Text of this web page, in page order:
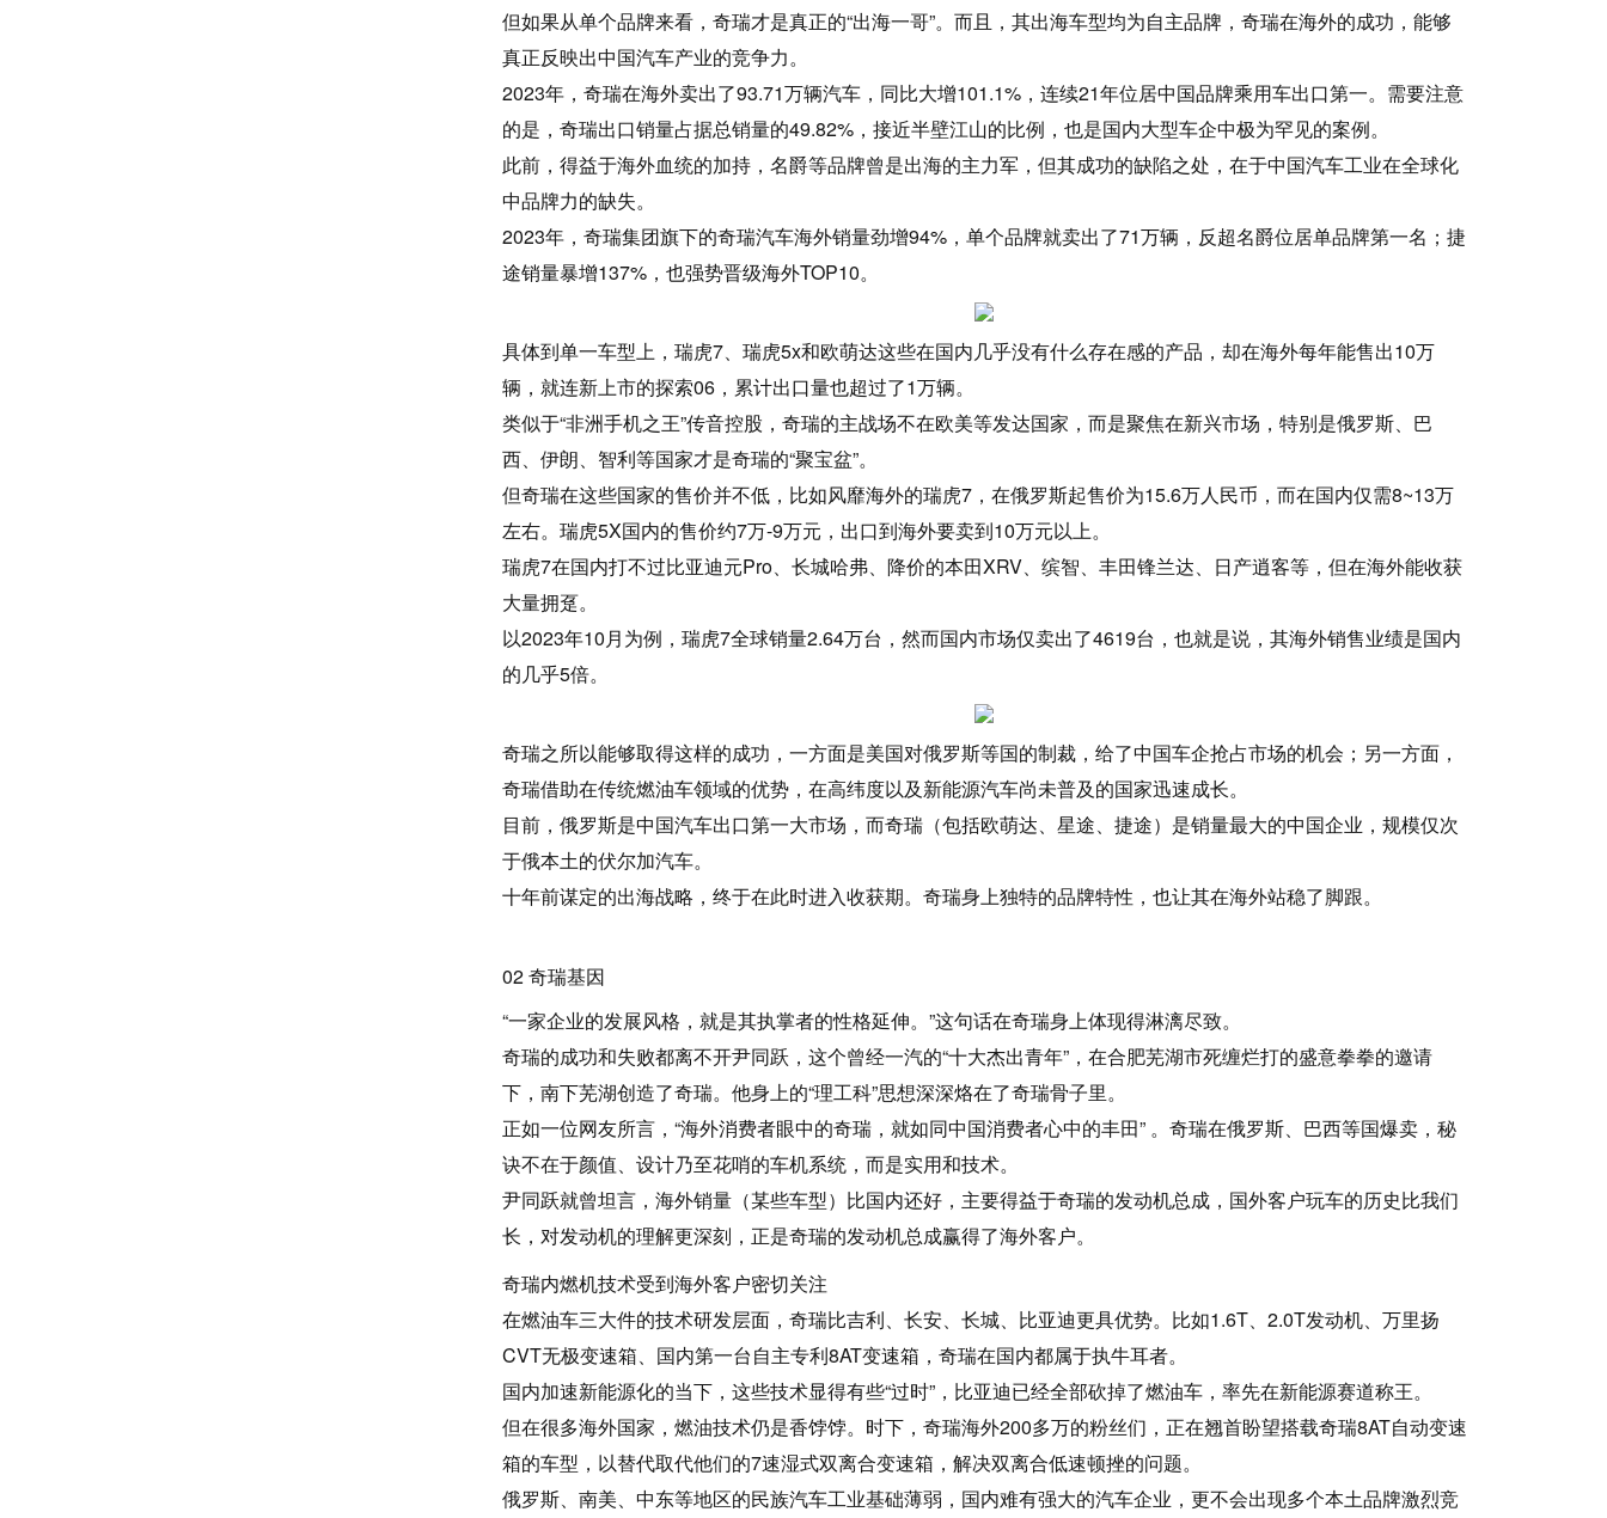
但如果从单个品牌来看，奇瑞才是真正的“出海一哥”。而且，其出海车型均为自主品牌，奇瑞在海外的成功，能够
真正反映出中国汽车产业的竞争力。
2023年，奇瑞在海外卖出了93.71万辆汽车，同比大增101.1%，连续21年位居中国品牌乘用车出口第一。需要注意
的是，奇瑞出口销量占据总销量的49.82%，接近半壁江山的比例，也是国内大型车企中极为罕见的案例。
此前，得益于海外血统的加持，名爵等品牌曾是出海的主力军，但其成功的缺陷之处，在于中国汽车工业在全球化
中品牌力的缺失。
2023年，奇瑞集团旗下的奇瑞汽车海外销量劲增94%，单个品牌就卖出了71万辆，反超名爵位居单品牌第一名；捷
途销量暴增137%，也强势晋级海外TOP10。
具体到单一车型上，瑞虎7、瑞虎5x和欧萌达这些在国内几乎没有什么存在感的产品，却在海外每年能售出10万
辆，就连新上市的探索06，累计出口量也超过了1万辆。
类似于“非洲手机之王”传音控股，奇瑞的主战场不在欧美等发达国家，而是聚焦在新兴市场，特别是俄罗斯、巴
西、伊朗、智利等国家才是奇瑞的“聚宝盆”。
但奇瑞在这些国家的售价并不低，比如风靡海外的瑞虎7，在俄罗斯起售价为15.6万人民币，而在国内仅需8~13万
左右。瑞虎5X国内的售价约7万-9万元，出口到海外要卖到10万元以上。
瑞虎7在国内打不过比亚迪元Pro、长城哈弗、降价的本田XRV、缤智、丰田锋兰达、日产逍客等，但在海外能收获
大量拥趸。
以2023年10月为例，瑞虎7全球销量2.64万台，然而国内市场仅卖出了4619台，也就是说，其海外销售业绩是国内
的几乎5倍。
奇瑞之所以能够取得这样的成功，一方面是美国对俄罗斯等国的制裁，给了中国车企抢占市场的机会；另一方面，
奇瑞借助在传统燃油车领域的优势，在高纬度以及新能源汽车尚未普及的国家迅速成长。
目前，俄罗斯是中国汽车出口第一大市场，而奇瑞（包括欧萌达、星途、捷途）是销量最大的中国企业，规模仅次
于俄本土的伏尔加汽车。
十年前谋定的出海战略，终于在此时进入收获期。奇瑞身上独特的品牌特性，也让其在海外站稳了脚跟。
02 奇瑞基因
“一家企业的发展风格，就是其执掌者的性格延伸。”这句话在奇瑞身上体现得淋漓尽致。
奇瑞的成功和失败都离不开尹同跃，这个曾经一汽的“十大杰出青年”，在合肥芜湖市死缠烂打的盛意拳拳的邀请
下，南下芜湖创造了奇瑞。他身上的“理工科”思想深深烙在了奇瑞骨子里。
正如一位网友所言，“海外消费者眼中的奇瑞，就如同中国消费者心中的丰田” 。奇瑞在俄罗斯、巴西等国爆卖，秘
诀不在于颜值、设计乃至花哨的车机系统，而是实用和技术。
尹同跃就曾坦言，海外销量（某些车型）比国内还好，主要得益于奇瑞的发动机总成，国外客户玩车的历史比我们
长，对发动机的理解更深刻，正是奇瑞的发动机总成赢得了海外客户。
奇瑞内燃机技术受到海外客户密切关注
在燃油车三大件的技术研发层面，奇瑞比吉利、长安、长城、比亚迪更具优势。比如1.6T、2.0T发动机、万里扬
CVT无极变速箱、国内第一台自主专利8AT变速箱，奇瑞在国内都属于执牛耳者。
国内加速新能源化的当下，这些技术显得有些“过时”，比亚迪已经全部砍掉了燃油车，率先在新能源赛道称王。
但在很多海外国家，燃油技术仍是香饽饽。时下，奇瑞海外200多万的粉丝们，正在翘首盼望搭载奇瑞8AT自动变速
箱的车型，以替代取代他们的7速湿式双离合变速箱，解决双离合低速顿挫的问题。
俄罗斯、南美、中东等地区的民族汽车工业基础薄弱，国内难有强大的汽车企业，更不会出现多个本土品牌激烈竞